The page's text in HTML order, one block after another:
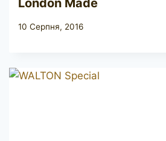
London Made
10 Серпня, 2016